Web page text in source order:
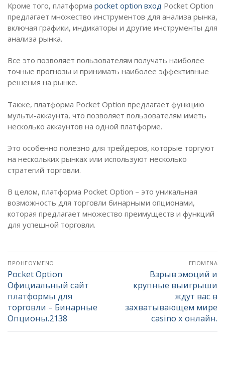
Кроме того, платформа pocket option вход Pocket Option
предлагает множество инструментов для анализа рынка,
включая графики, индикаторы и другие инструменты для
анализа рынка.
Все это позволяет пользователям получать наиболее
точные прогнозы и принимать наиболее эффективные
решения на рынке.
Также, платформа Pocket Option предлагает функцию
мульти-аккаунта, что позволяет пользователям иметь
несколько аккаунтов на одной платформе.
Это особенно полезно для трейдеров, которые торгуют
на нескольких рынках или используют несколько
стратегий торговли.
В целом, платформа Pocket Option – это уникальная
возможность для торговли бинарными опционами,
которая предлагает множество преимуществ и функций
для успешной торговли.
Πλοήγηση
άρθρων
ΠΡΟΗΓΟΎΜΕΝΟ
Προηγούμενο
άρθρο:
Pocket Option
Официальный сайт
платформы для
торговли – Бинарные
Опционы.2138
ΕΠΌΜΕΝΑ
Επόμενο
άρθρο:
Взрыв эмоций и
крупные выигрыши
ждут вас в
захватывающем мире
casino x онлайн.